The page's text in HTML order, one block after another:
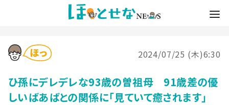
2024/07/25 (木)6:30
ひ孫にデレデレな93歳の曽祖母 91歳差の優
しいばあばとの関係に「見ていて癒されます」